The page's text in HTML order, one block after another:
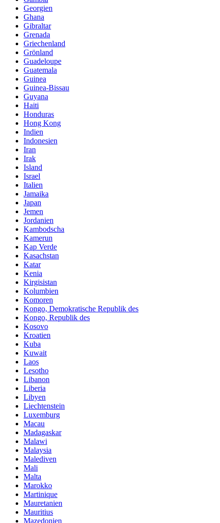
Georgien
Ghana
Gibraltar
Grenada
Griechenland
Grönland
Guadeloupe
Guatemala
Guinea
Guinea-Bissau
Guyana
Haiti
Honduras
Hong Kong
Indien
Indonesien
Iran
Irak
Island
Israel
Italien
Jamaika
Japan
Jemen
Jordanien
Kambodscha
Kamerun
Kap Verde
Kasachstan
Katar
Kenia
Kirgisistan
Kolumbien
Komoren
Kongo, Demokratische Republik des
Kongo, Republik des
Kosovo
Kroatien
Kuba
Kuwait
Laos
Lesotho
Libanon
Liberia
Libyen
Liechtenstein
Luxemburg
Macau
Madagaskar
Malawi
Malaysia
Malediven
Mali
Malta
Marokko
Martinique
Mauretanien
Mauritius
Mazedonien